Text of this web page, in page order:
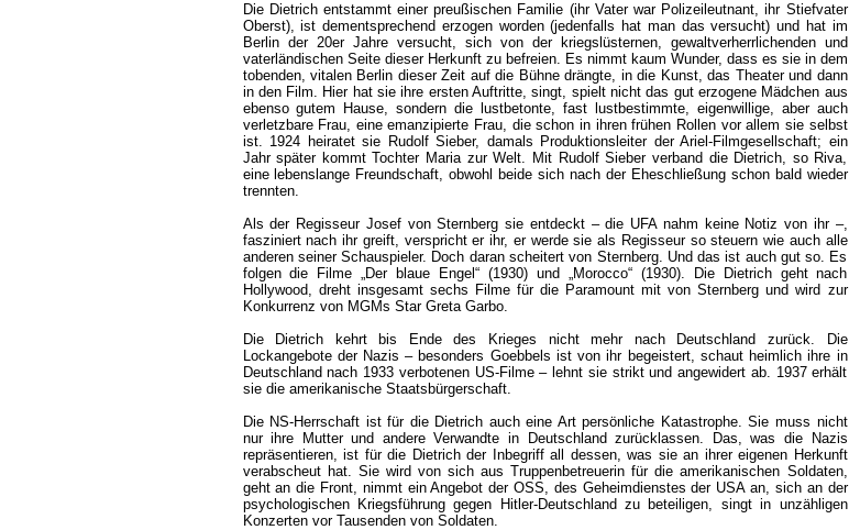
Die Dietrich entstammt einer preußischen Familie (ihr Vater war Polizeileutnant, ihr Stiefvater
Oberst), ist dementsprechend erzogen worden (jedenfalls hat man das versucht) und hat im
Berlin der 20er Jahre versucht, sich von der kriegslüsternen, gewaltverherrlichenden und
vaterländischen Seite dieser Herkunft zu befreien. Es nimmt kaum Wunder, dass es sie in dem
tobenden, vitalen Berlin dieser Zeit auf die Bühne drängte, in die Kunst, das Theater und dann
in den Film. Hier hat sie ihre ersten Auftritte, singt, spielt nicht das gut erzogene Mädchen aus
ebenso gutem Hause, sondern die lustbetonte, fast lustbestimmte, eigenwillige, aber auch
verletzbare Frau, eine emanzipierte Frau, die schon in ihren frühen Rollen vor allem sie selbst
ist. 1924 heiratet sie Rudolf Sieber, damals Produktionsleiter der Ariel-Filmgesellschaft; ein
Jahr später kommt Tochter Maria zur Welt. Mit Rudolf Sieber verband die Dietrich, so Riva,
eine lebenslange Freundschaft, obwohl beide sich nach der Eheschließung schon bald wieder
trennten.
Als der Regisseur Josef von Sternberg sie entdeckt – die UFA nahm keine Notiz von ihr –,
fasziniert nach ihr greift, verspricht er ihr, er werde sie als Regisseur so steuern wie auch alle
anderen seiner Schauspieler. Doch daran scheitert von Sternberg. Und das ist auch gut so. Es
folgen die Filme „Der blaue Engel“ (1930) und „Morocco“ (1930). Die Dietrich geht nach
Hollywood, dreht insgesamt sechs Filme für die Paramount mit von Sternberg und wird zur
Konkurrenz von MGMs Star Greta Garbo.
Die Dietrich kehrt bis Ende des Krieges nicht mehr nach Deutschland zurück. Die
Lockangebote der Nazis – besonders Goebbels ist von ihr begeistert, schaut heimlich ihre in
Deutschland nach 1933 verbotenen US-Filme – lehnt sie strikt und angewidert ab. 1937 erhält
sie die amerikanische Staatsbürgerschaft.
Die NS-Herrschaft ist für die Dietrich auch eine Art persönliche Katastrophe. Sie muss nicht
nur ihre Mutter und andere Verwandte in Deutschland zurücklassen. Das, was die Nazis
repräsentieren, ist für die Dietrich der Inbegriff all dessen, was sie an ihrer eigenen Herkunft
verabscheut hat. Sie wird von sich aus Truppenbetreuerin für die amerikanischen Soldaten,
geht an die Front, nimmt ein Angebot der OSS, des Geheimdienstes der USA an, sich an der
psychologischen Kriegsführung gegen Hitler-Deutschland zu beteiligen, singt in unzähligen
Konzerten vor Tausenden von Soldaten.